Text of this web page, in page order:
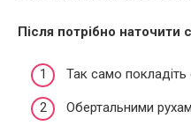
Після потрібно наточити
Так само покладіть
Обертальними